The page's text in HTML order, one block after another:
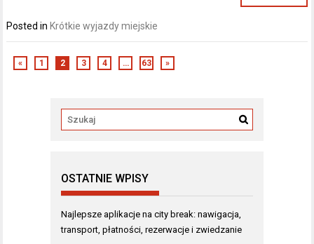
Posted in Krótkie wyjazdy miejskie
« 1 2 3 4 … 63 »
OSTATNIE WPISY
Najlepsze aplikacje na city break: nawigacja,
transport, płatności, rezerwacje i zwiedzanie